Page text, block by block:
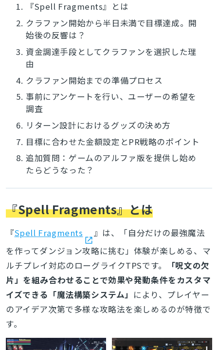
1.
『Spell Fragments』とは
2. クラファン開始から半日未満で目標達成。開
始後の反響は？
3. 資金調達手段としてクラファンを選択した理
由
4. クラファン開始までの準備プロセス
5. 事前にアンケートを行い、ユーザーの希望を
調査
6. リターン設計におけるグッズの決め方
7. 目標に合わせた金額設定とPR戦略のポイント
8. 追加質問：ゲームのアルファ版を提供し始め
たらどうなった？
『Spell Fragments』とは
『Spell Fragments
』は、「自分だけの最強魔法
を作ってダンジョン攻略に挑む」体験が楽しめる、マ
ルチプレイ対応のローグライクTPSです。
「呪文の欠
片」を組み合わせることで効果や発動条件をカスタマ
イズできる「魔法構築システム」 により、プレイヤー
のアイデア次第で多様な攻略法を楽しめるのが特徴で
す。